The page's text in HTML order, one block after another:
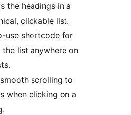
the headings in a
clickable list.
use shortcode for
the list anywhere on
scrolling to
when clicking on a